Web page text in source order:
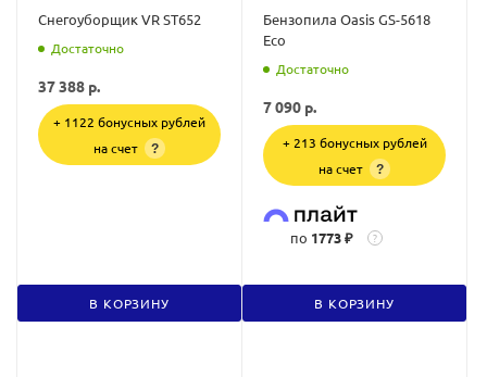
Снегоуборщик VR ST652
Достаточно
37 388 р.
+ 1122 бонусных рублей
на счет
?
В КОРЗИНУ
Бензопила Oasis GS-5618
Eco
Достаточно
7 090 р.
+ 213 бонусных рублей
на счет
?
по 1773 ₽ ?
В КОРЗИНУ